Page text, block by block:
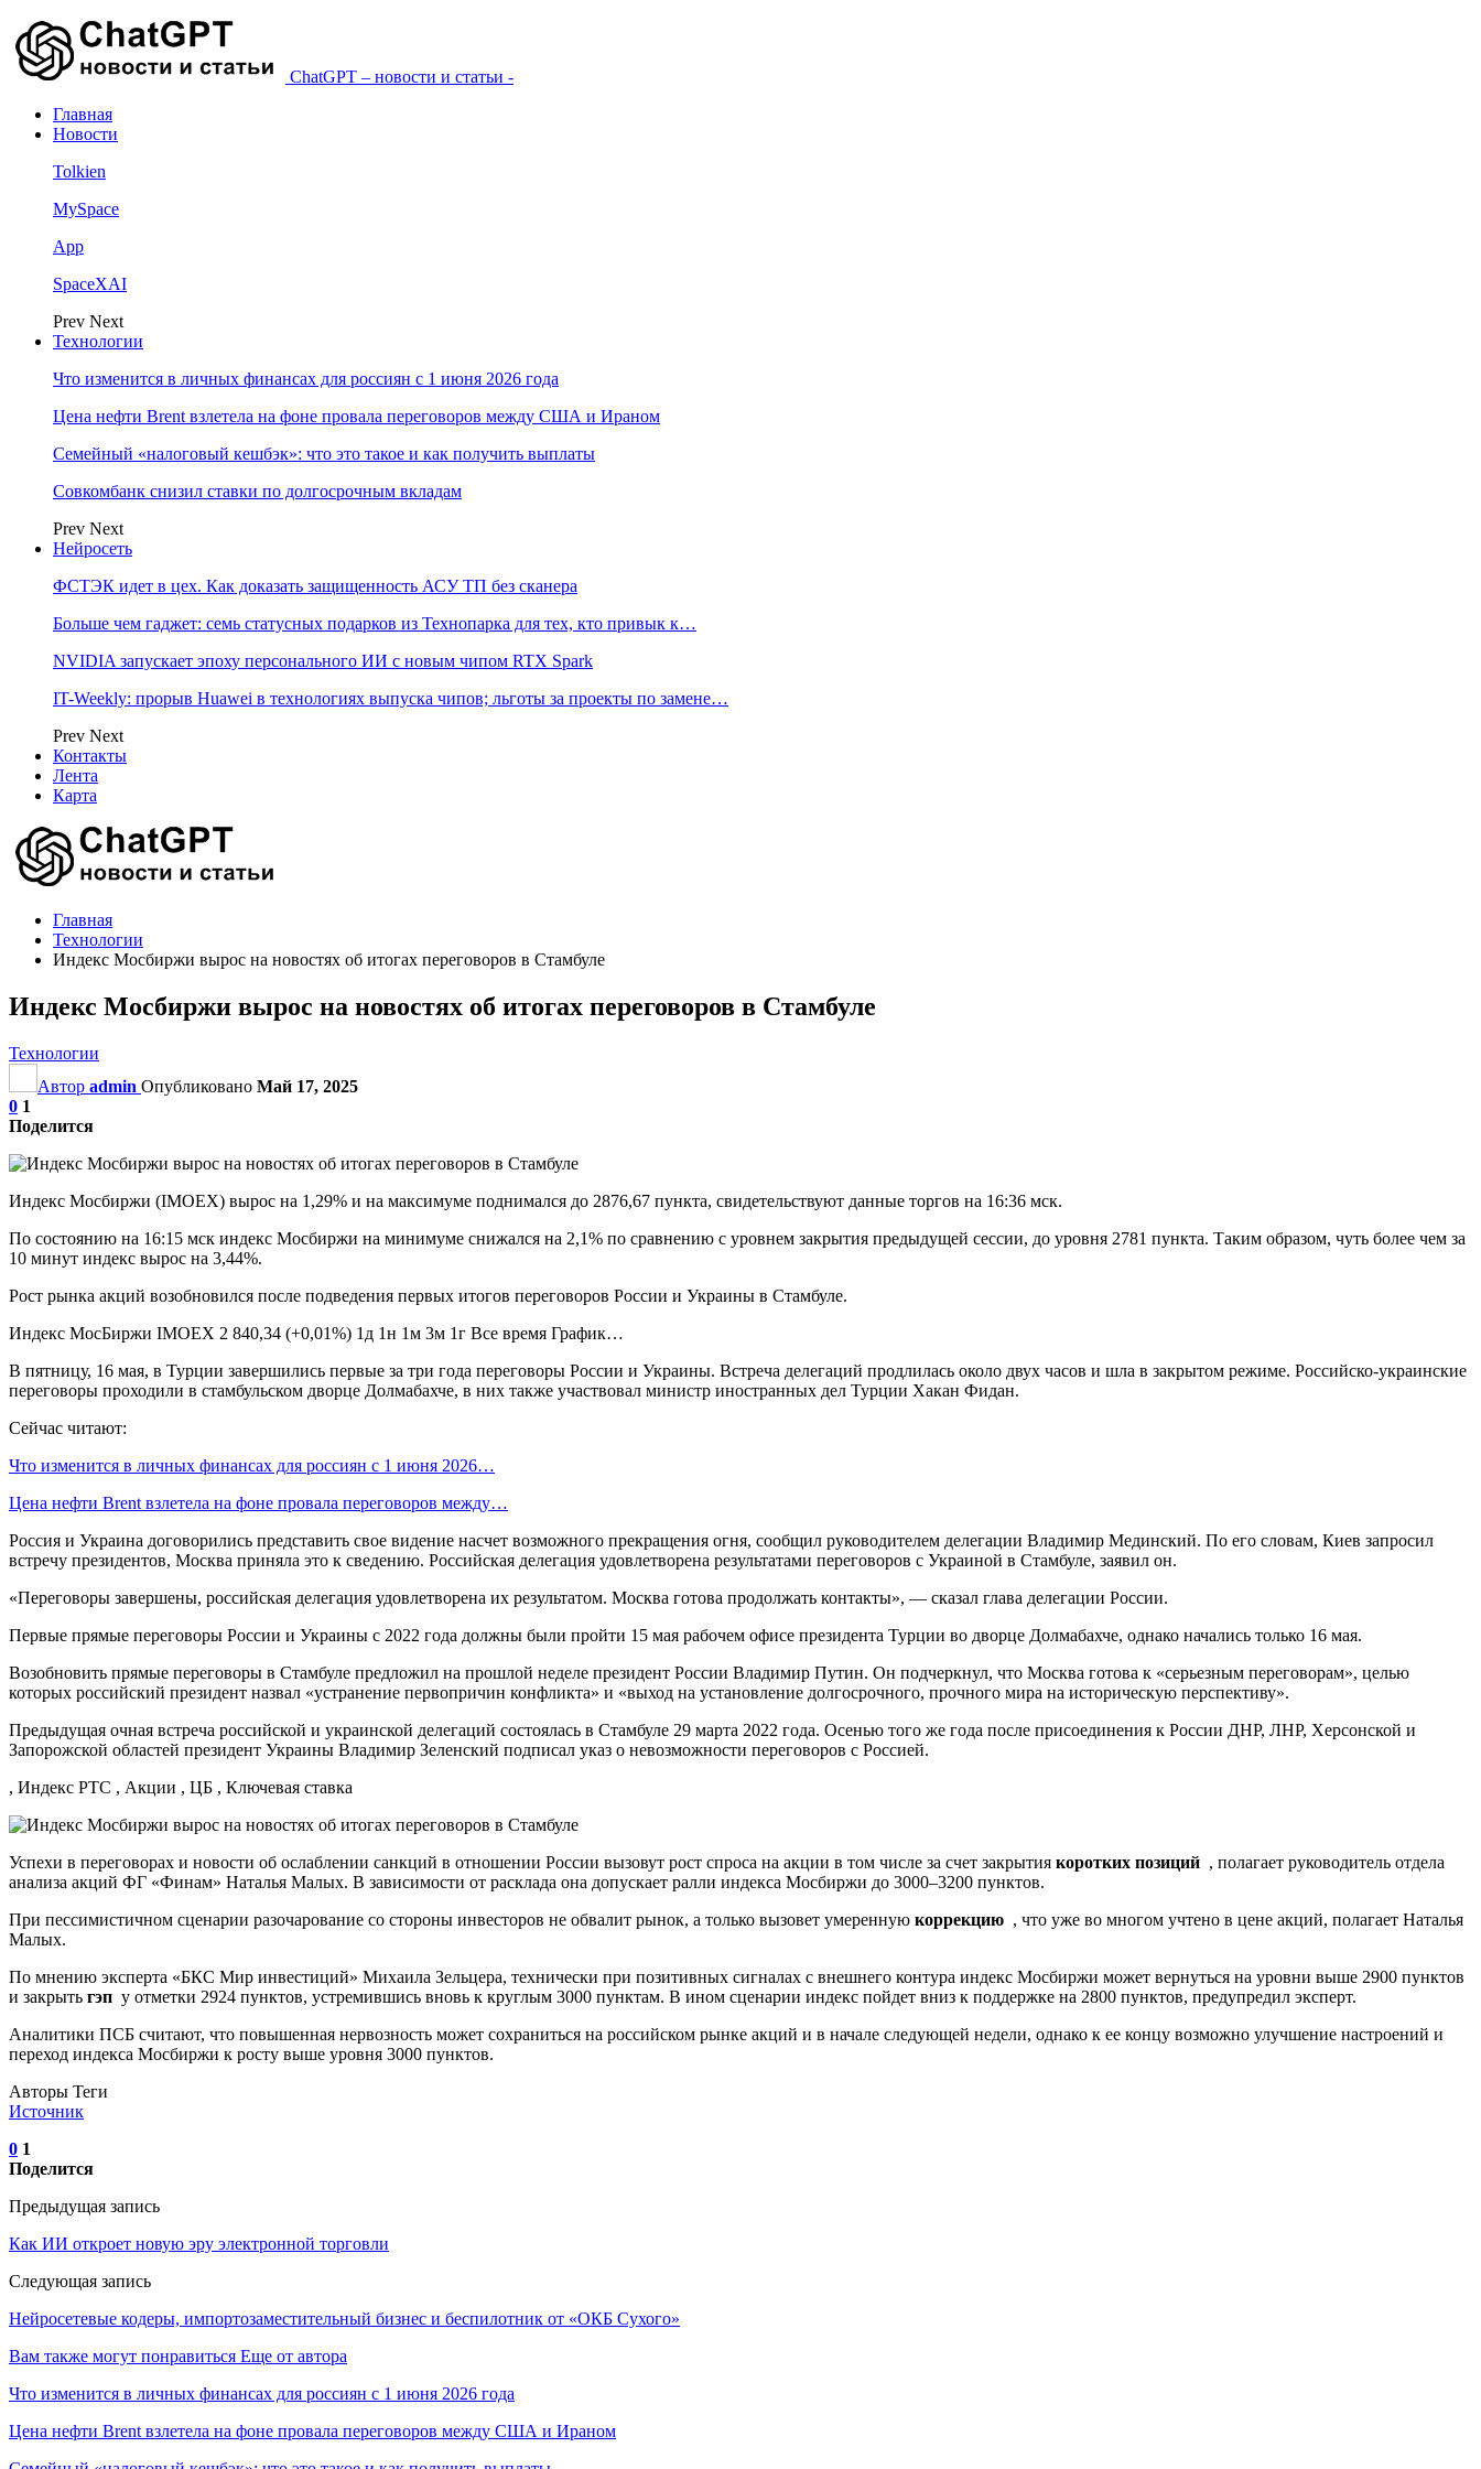
ChatGPT – новости и статьи -
Главная
Новости
Tolkien
MySpace
App
SpaceXAI
Prev Next
Технологии
Что изменится в личных финансах для россиян с 1 июня 2026 года
Цена нефти Brent взлетела на фоне провала переговоров между США и Ираном
Семейный «налоговый кешбэк»: что это такое и как получить выплаты
Совкомбанк снизил ставки по долгосрочным вкладам
Prev Next
Нейросеть
ФСТЭК идет в цех. Как доказать защищенность АСУ ТП без сканера
Больше чем гаджет: семь статусных подарков из Технопарка для тех, кто привык к…
NVIDIA запускает эпоху персонального ИИ с новым чипом RTX Spark
IT-Weekly: прорыв Huawei в технологиях выпуска чипов; льготы за проекты по замене…
Prev Next
Контакты
Лента
Карта
Главная
Технологии
Индекс Мосбиржи вырос на новостях об итогах переговоров в Стамбуле
Индекс Мосбиржи вырос на новостях об итогах переговоров в Стамбуле
Технологии
Автор admin Опубликовано Май 17, 2025
0 1
Поделится
Индекс Мосбиржи (IMOEX) вырос на 1,29% и на максимуме поднимался до 2876,67 пункта, свидетельствуют данные торгов на 16:36 мск.
По состоянию на 16:15 мск индекс Мосбиржи на минимуме снижался на 2,1% по сравнению с уровнем закрытия предыдущей сессии, до уровня 2781 пункта. Таким образом, чуть более чем за
10 минут индекс вырос на 3,44%.
Рост рынка акций возобновился после подведения первых итогов переговоров России и Украины в Стамбуле.
Индекс МосБиржи IMOEX 2 840,34 (+0,01%) 1д 1н 1м 3м 1г Все время График…
В пятницу, 16 мая, в Турции завершились первые за три года переговоры России и Украины. Встреча делегаций продлилась около двух часов и шла в закрытом режиме. Российско-украинские
переговоры проходили в стамбульском дворце Долмабахче, в них также участвовал министр иностранных дел Турции Хакан Фидан.
Сейчас читают:
Что изменится в личных финансах для россиян с 1 июня 2026…
Цена нефти Brent взлетела на фоне провала переговоров между…
Россия и Украина договорились представить свое видение насчет возможного прекращения огня, сообщил руководителем делегации Владимир Мединский. По его словам, Киев запросил
встречу президентов, Москва приняла это к сведению. Российская делегация удовлетворена результатами переговоров с Украиной в Стамбуле, заявил он.
«Переговоры завершены, российская делегация удовлетворена их результатом. Москва готова продолжать контакты», — сказал глава делегации России.
Первые прямые переговоры России и Украины с 2022 года должны были пройти 15 мая рабочем офисе президента Турции во дворце Долмабахче, однако начались только 16 мая.
Возобновить прямые переговоры в Стамбуле предложил на прошлой неделе президент России Владимир Путин. Он подчеркнул, что Москва готова к «серьезным переговорам», целью
которых российский президент назвал «устранение первопричин конфликта» и «выход на установление долгосрочного, прочного мира на историческую перспективу».
Предыдущая очная встреча российской и украинской делегаций состоялась в Стамбуле 29 марта 2022 года. Осенью того же года после присоединения к России ДНР, ЛНР, Херсонской и
Запорожской областей президент Украины Владимир Зеленский подписал указ о невозможности переговоров с Россией.
, Индекс РТС , Акции , ЦБ , Ключевая ставка
Успехи в переговорах и новости об ослаблении санкций в отношении России вызовут рост спроса на акции в том числе за счет закрытия коротких позиций , полагает руководитель отдела
анализа акций ФГ «Финам» Наталья Малых. В зависимости от расклада она допускает ралли индекса Мосбиржи до 3000–3200 пунктов.
При пессимистичном сценарии разочарование со стороны инвесторов не обвалит рынок, а только вызовет умеренную коррекцию , что уже во многом учтено в цене акций, полагает Наталья
Малых.
По мнению эксперта «БКС Мир инвестиций» Михаила Зельцера, технически при позитивных сигналах с внешнего контура индекс Мосбиржи может вернуться на уровни выше 2900 пунктов
и закрыть гэп у отметки 2924 пунктов, устремившись вновь к круглым 3000 пунктам. В ином сценарии индекс пойдет вниз к поддержке на 2800 пунктов, предупредил эксперт.
Аналитики ПСБ считают, что повышенная нервозность может сохраниться на российском рынке акций и в начале следующей недели, однако к ее концу возможно улучшение настроений и
переход индекса Мосбиржи к росту выше уровня 3000 пунктов.
Авторы Теги
Источник
0 1
Поделится
Предыдущая запись
Как ИИ откроет новую эру электронной торговли
Следующая запись
Нейросетевые кодеры, импортозаместительный бизнес и беспилотник от «ОКБ Сухого»
Вам также могут понравиться Еще от автора
Что изменится в личных финансах для россиян с 1 июня 2026 года
Цена нефти Brent взлетела на фоне провала переговоров между США и Ираном